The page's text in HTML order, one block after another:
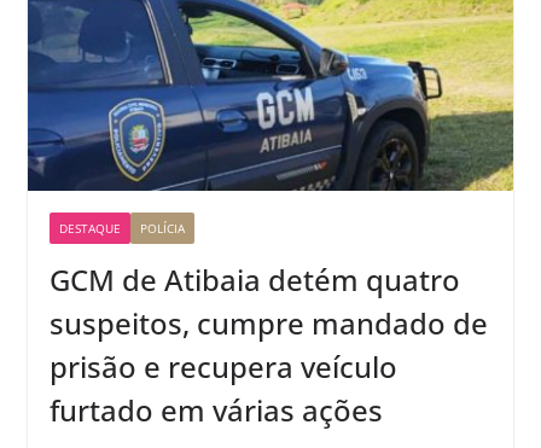
DESTAQUE POLÍCIA
GCM de Atibaia detém quatro
suspeitos, cumpre mandado de
prisão e recupera veículo
furtado em várias ações